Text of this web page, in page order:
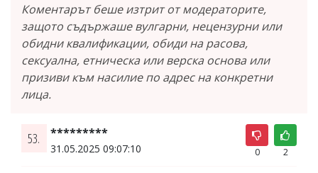
Коментарът беше изтрит от модераторите,
защото съдържаше вулгарни, нецензурни или
обидни квалификации, обиди на расова,
сексуална, етническа или верска основа или
призиви към насилие по адрес на конкретни
лица.
53. *********
31.05.2025 09:07:10 0 2